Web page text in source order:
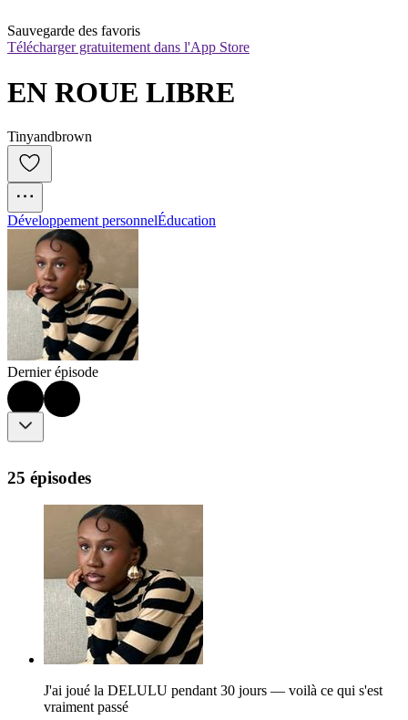
Sauvegarde des favoris
Télécharger gratuitement dans l'App Store
EN ROUE LIBRE
Tinyandbrown
Développement personnelÉducation
Dernier épisode
25 épisodes
J'ai joué la DELULU pendant 30 jours — voilà ce qui s'est
vraiment passé